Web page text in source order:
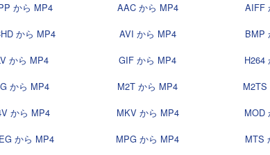
から MP4 AAC から MP4
AIFF
から MP4 AVI から MP4
BMP
から MP4 GIF から MP4
H264
から MP4 M2T から MP4
から MP4 MKV から MP4
MOD
から MP4 MPG から MP4
MTS